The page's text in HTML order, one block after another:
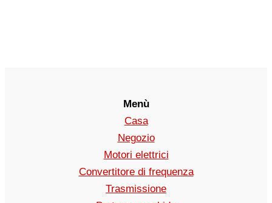
Menù
Casa
Negozio
Motori elettrici
Convertitore di frequenza
Trasmissione